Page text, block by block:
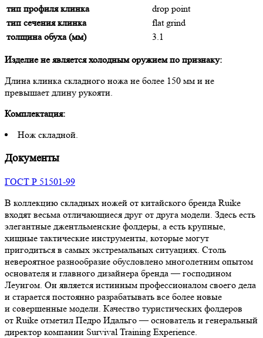
тип профиля клинка
drop point
тип сечения клинка
flat grind
толщина обуха (мм)
3.1
Изделие не является холодным оружием по признаку:
Длина клинка складного ножа не более 150 мм и не
превышает длину рукояти.
Комплектация:
Нож складной.
Документы
ГОСТ Р 51501-99
В коллекцию складных ножей от китайского бренда Ruike
входят весьма отличающиеся друг от друга модели. Здесь есть
элегантные джентльменские фолдеры, а есть крупные,
хищные тактические инструменты, которые могут
пригодиться в самых экстремальных ситуациях. Столь
невероятное разнообразие обусловлено многолетним опытом
основателя и главного дизайнера бренда — господином
Леунгом. Он является истинным профессионалом своего дела
и старается постоянно разрабатывать все более новые
и совершенные модели. Качество туристических фолдеров
от Ruike отметил Педро Идальго — основатель и генеральный
директор компании Survival Training Experience.